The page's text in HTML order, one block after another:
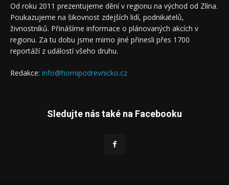
Od roku 2011 prezentujeme dění v regionu na východ od Zlína.
Poukazujeme na šikovnost zdejších lidí, podnikatelů,
živnostníků. Přinášíme informace o plánovaných akcích v
regionu. Za tu dobu jsme mimo jiné přinesli přes 1700
reportáží z událostí všeho druhu.
Redakce: info@hornipodrevnicko.cz
Sledujte nás také na Facebooku